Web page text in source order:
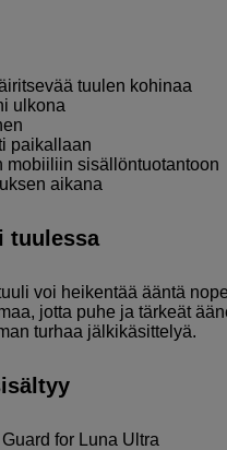
tuulen kohinaa
ulkona
paikallaan
mobiiliin sisällöntuotantoon
aikana
tuulessa
voi heikentää ääntä
jotta puhe ja tärkeät
turhaa jälkikäsittelyä.
for Luna Ultra